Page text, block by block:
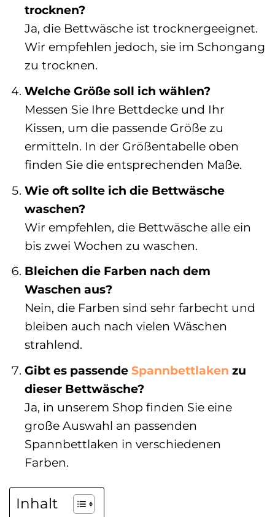
trocknen?
Ja, die Bettwäsche ist trocknergeeignet.
Wir empfehlen jedoch, sie im Schongang
zu trocknen.
Welche Größe soll ich wählen?
Messen Sie Ihre Bettdecke und Ihr
Kissen, um die passende Größe zu
ermitteln. In der Größentabelle oben
finden Sie die entsprechenden Maße.
Wie oft sollte ich die Bettwäsche
waschen?
Wir empfehlen, die Bettwäsche alle ein
bis zwei Wochen zu waschen.
Bleichen die Farben nach dem
Waschen aus?
Nein, die Farben sind sehr farbecht und
bleiben auch nach vielen Wäschen
strahlend.
Gibt es passendeSpannbettlaken zu
dieser Bettwäsche?
Ja, in unserem Shop finden Sie eine
große Auswahl an passenden
Spannbettlaken in verschiedenen
Farben.
Inhalt